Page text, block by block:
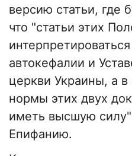
версию статьи, где
что "статьи этих
автокефалии и
церкви Украины, а в
нормы этих двух
иметь высшую
Епифанию.